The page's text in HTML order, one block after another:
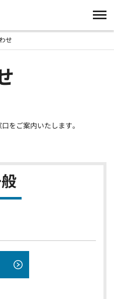
せ
をご案内いたします。